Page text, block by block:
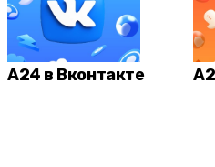
А24 в Вконтакте